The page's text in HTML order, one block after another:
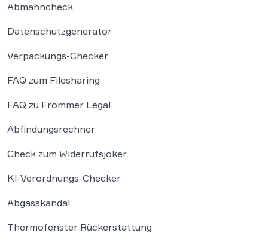
Abmahncheck
Datenschutzgenerator
Verpackungs-Checker
FAQ zum Filesharing
FAQ zu Frommer Legal
Abfindungsrechner
Check zum Widerrufsjoker
KI-Verordnungs-Checker
Abgasskandal
Thermofenster Rückerstattung